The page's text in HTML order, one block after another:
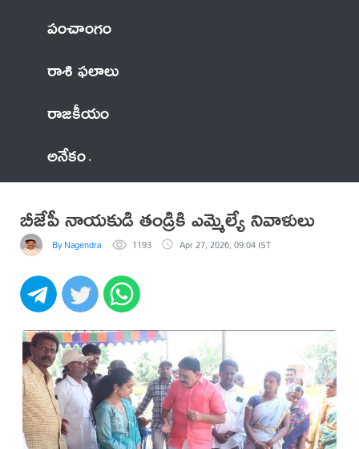
పంచాంగం
రాశి ఫలాలు
రాజకీయం
అనేకం
బీజేపీ నాయకుడి తండ్రికి ఎమ్మెల్యే నివాళులు
By Nagendra 1193 Apr 27, 2026, 09:04 IST